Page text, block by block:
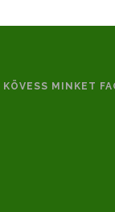
KÖVESS MINKET